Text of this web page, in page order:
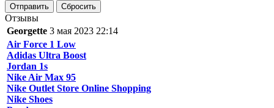
Сбросить
Отзывы
Georgette 3 мая 2023 22:14
Air Force 1 Low
Adidas Ultra Boost
Jordan 1s
Nike Air Max 95
Nike Outlet Store Online Shopping
Nike Shoes